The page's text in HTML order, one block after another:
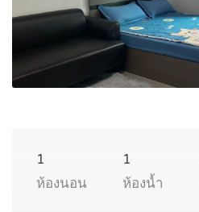
1
ห้องนอน
1
ห้องน้ำ